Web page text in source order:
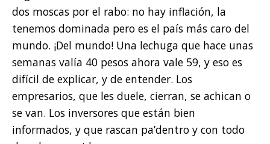
dos moscas por el rabo: no hay inflación, la
tenemos dominada pero es el país más caro del
mundo. ¡Del mundo! Una lechuga que hace unas
semanas valía 40 pesos ahora vale 59, y eso es
difícil de explicar, y de entender. Los
empresarios, que les duele, cierran, se achican o
se van. Los inversores que están bien
informados, y que rascan pa’dentro y con todo